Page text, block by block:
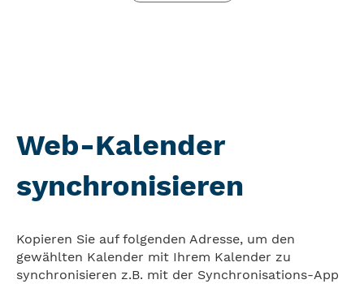
Web-Kalender
synchronisieren
Kopieren Sie auf folgenden Adresse, um den
gewählten Kalender mit Ihrem Kalender zu
synchronisieren z.B. mit der Synchronisations-App